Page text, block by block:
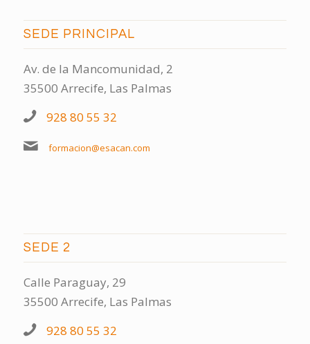
SEDE PRINCIPAL
Av. de la Mancomunidad, 2
35500 Arrecife, Las Palmas
928 80 55 32
formacion@esacan.com
SEDE 2
Calle Paraguay, 29
35500 Arrecife, Las Palmas
928 80 55 32